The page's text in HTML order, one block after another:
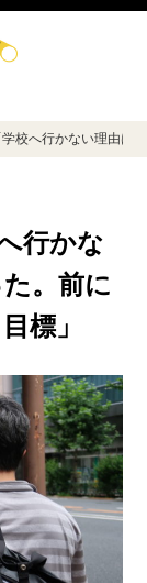
学校へ行かない理由
行かな
。前に
標」